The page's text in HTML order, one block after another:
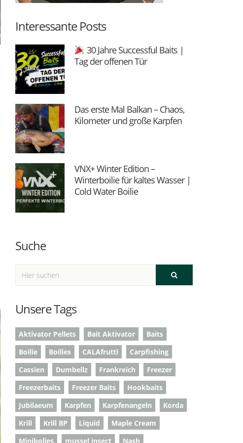
Interessante Posts
30 Jahre Successful Baits |
Tag der offenen Tür
Das erste Mal Balkan – Chaos,
Kilometer und große Karpfen
VNX+ Winter Edition –
Winterboilie für kaltes Wasser |
Cold Water Boilie
Suche
Unsere Tags
Aktivator Pellets Bait Aktivator
Baits
Boilie
Boilies CALAfrutti
Carpfishing
Cassien
Dumbellz Frankreich
Freezer
Freezerbaits
Freezer Baits
Hookbaits
Jubilaeum
Karpfen Karpfenangeln
Korda
Krill
Krill BP Liquid
Maple Cream
Minibolies
mussel insect Nash